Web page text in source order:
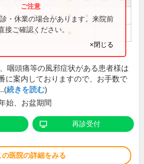
● ● ● ● ●
● ●
・休業の場合があります。来院前
接ご確認ください。
×閉じる
咽頭痛等の風邪症状がある患者様は
に案内しておりますので、お手数で
続きを読む)
始、お盆期間
再診受付
の医院の詳細をみる